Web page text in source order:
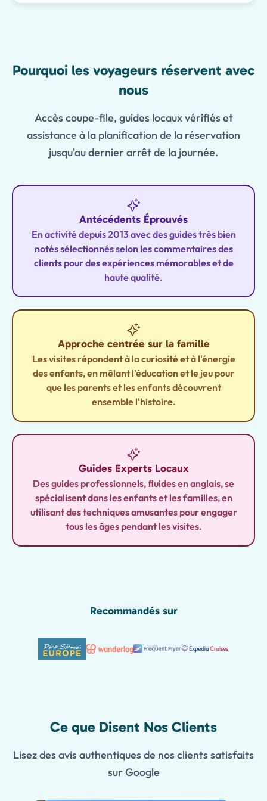
Features
Pourquoi les voyageurs réservent avec
nous
Accès coupe-file, guides locaux vérifiés et
assistance à la planification de la réservation
jusqu'au dernier arrêt de la journée.
Antécédents Éprouvés
En activité depuis 2013 avec des guides très bien
notés sélectionnés selon les commentaires des
clients pour des expériences mémorables et de
haute qualité.
Approche centrée sur la famille
Les visites répondent à la curiosité et à l'énergie
des enfants, en mêlant l'éducation et le jeu pour
que les parents et les enfants découvrent
ensemble l'histoire.
Guides Experts Locaux
Des guides professionnels, fluides en anglais, se
spécialisent dans les enfants et les familles, en
utilisant des techniques amusantes pour engager
tous les âges pendant les visites.
Recommandés sur
Ce que Disent Nos Clients
Lisez des avis authentiques de nos clients satisfaits
sur Google